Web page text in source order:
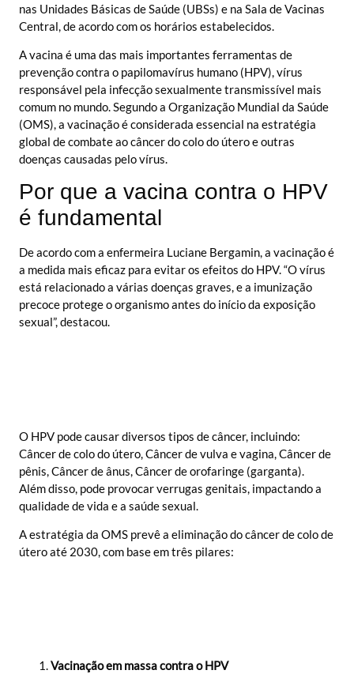
nas Unidades Básicas de Saúde (UBSs) e na Sala de Vacinas
Central, de acordo com os horários estabelecidos.
A vacina é uma das mais importantes ferramentas de
prevenção contra o papilomavírus humano (HPV), vírus
responsável pela infecção sexualmente transmissível mais
comum no mundo. Segundo a Organização Mundial da Saúde
(OMS), a vacinação é considerada essencial na estratégia
global de combate ao câncer do colo do útero e outras
doenças causadas pelo vírus.
Por que a vacina contra o HPV
é fundamental
De acordo com a enfermeira Luciane Bergamin, a vacinação é
a medida mais eficaz para evitar os efeitos do HPV. “O vírus
está relacionado a várias doenças graves, e a imunização
precoce protege o organismo antes do início da exposição
sexual”, destacou.
O HPV pode causar diversos tipos de câncer, incluindo:
Câncer de colo do útero, Câncer de vulva e vagina, Câncer de
pênis, Câncer de ânus, Câncer de orofaringe (garganta).
Além disso, pode provocar verrugas genitais, impactando a
qualidade de vida e a saúde sexual.
A estratégia da OMS prevê a eliminação do câncer de colo de
útero até 2030, com base em três pilares:
Vacinação em massa contra o HPV